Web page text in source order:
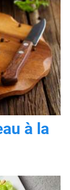
à la